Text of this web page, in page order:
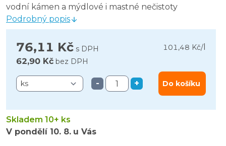
vodní kámen a mýdlové i mastné nečistoty
Podrobný popis
76,11 Kč s DPH 101,48 Kč/
62,90 Kč bez DPH
- + Do košíku
Skladem 10+ ks
V pondělí 10. 8. u Vás